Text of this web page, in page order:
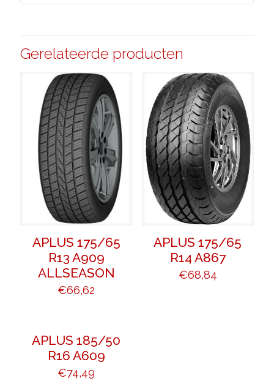
Gerelateerde producten
APLUS 175/65
R13 A909
ALLSEASON
€66,62
APLUS 175/65
R14 A867
€68,84
APLUS 185/50
R16 A609
€74,49